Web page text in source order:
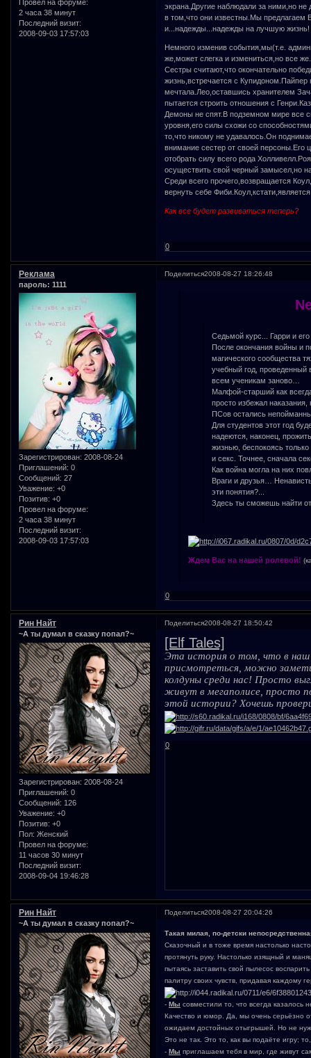
Провел на форуме:
2 часа 38 минут
Последний визит:
2008-09-03 17:57:03
экрана.Другие наблюдали за ними,но
в том,что они известны.Мы предлагаем
и...надежды...надежды на лучшую жизнь!
Немного изменив события,мы(т.е.
же,может слегка и измениться,но все
Сестры считают,что окончательно
жизнь,встречается с Купидоном.Пайпер
мечтала.Лео,оставшись хранителем
пытается строить отношения с
Демоны не спят.В подземном мире все
уровня,его силы схожи со
то,что никому не удавалось.Он
внимание сестер от своей персоны.Его
отобрать силу всего рода
осуществить свой черный замысел,но
Среди всего прочего,возвращается
вернуть себе
Как все будет развиваться теперь?
0
Поделиться2008-08-27 18:26:48
Реклама
пароль: 1111
Зарегистрирован: 2008-08-24
Приглашений: 0
Сообщений: 27
Уважение: +0
Позитив: +0
Провел на форуме:
2 часа 38 минут
Последний визит:
2008-09-03 17:57:03
Седьмой курс... Гарри и
После окончания войны и
магического сообщества
учебный год, проведенный
всем ученикам заново…
Малфой-старший как
просто избежал
ПСов остались
Для студентов этот год
надеются, наконец,
жизнью, беспокоясь
и секс. Точнее, сначала
Как война могла на них
Враги и друзья…
эти понятия?...
Здесь ты сможешь найти
Ждем Вас на нашей ролевой!
0
Поделиться2008-08-27 18:50:42
Рин Найт
~А ты думал в сказку попал?~
Зарегистрирован: 2008-08-24
Приглашений: 0
Сообщений: 126
Уважение: +0
Позитив: +0
Пол: Женский
Провел на форуме:
11 часов 30 минут
Последний визит:
2008-09-04 19:46:28
[Elf Tales]
Эта история о том, что в наш
присмотреться, можно
колдуны среди нас! Просто
живут в мегаполисе, просто
этой истории? Хочешь
0
Поделиться2008-08-27 20:04:26
Рин Найт
~А ты думал в сказку попал?~
Такая милая, по-детски
Сказочный и в тоже время настолько
протянуть руку. Настолько изящный и
пытаясь заставить свой пылесос
палитру своих чувств, придавая
-Мы совместили то, что всегда казалось
Качество и юмор. Да, мы очень серьёзно
ожидаем достойных отыгрышей. Но не
Это не так. Это то, как вы подаёте игру;
-Мы приглашаем тебя в мир, где живут